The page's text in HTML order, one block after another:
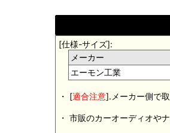
[仕様-サイズ]:
メーカー
エーモン工業
・ [適合注意].メーカー側で
・ 市販のカーオーディオや